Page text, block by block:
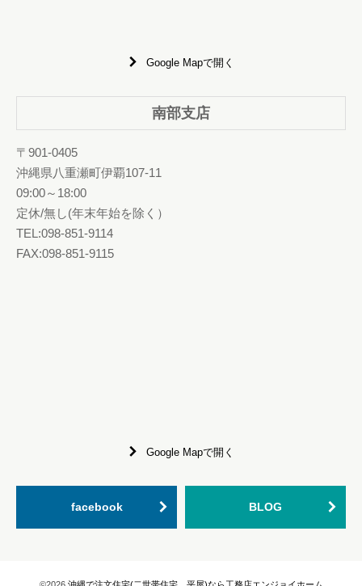
Google Mapで開く
南部支店
〒901-0405
沖縄県八重瀬町伊覇107-11
09:00～18:00
定休/無し(年末年始を除く）
TEL:098-851-9114
FAX:098-851-9115
Google Mapで開く
facebook BLOG